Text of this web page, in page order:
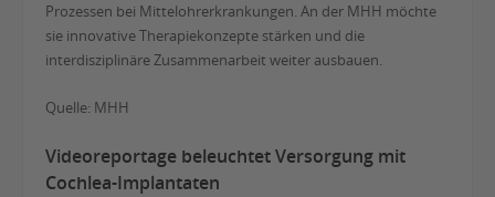
Prozessen bei Mittelohrerkrankungen. An der MHH möchte
sie innovative Therapiekonzepte stärken und die
interdisziplinäre Zusammenarbeit weiter ausbauen.
Quelle: MHH
Videoreportage beleuchtet Versorgung mit
Cochlea-Implantaten